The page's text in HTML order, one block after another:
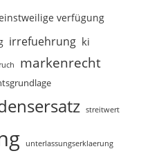
verfügung
irrefuehrung ki
markenrecht
streitwert
unterlassungserklaerung